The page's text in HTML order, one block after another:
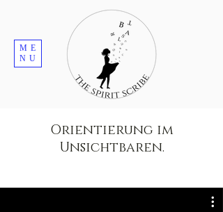
ME
NU
Orientierung im
Unsichtbaren.